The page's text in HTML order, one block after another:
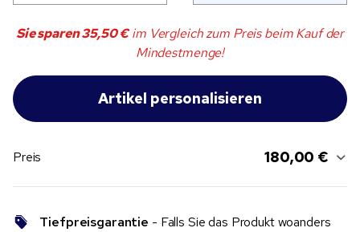
Sie sparen35,50 €im Vergleich zum Preis beim Kauf der
Mindestmenge!
Preis 180,00 €
Tiefpreisgarantie - Falls Sie das Produkt woanders